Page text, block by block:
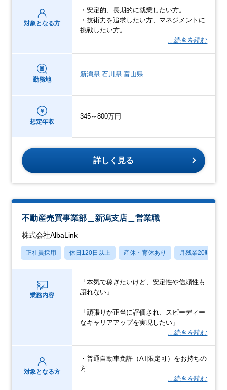
対象となる方
・安定的、長期的に就業したい方。
・技術力を追求したい方、マネジメントに
挑戦したい方。
…続きを読む
勤務地
新潟県 石川県 富山県
想定年収
345～800万円
詳しく見る
不動産売買事業部＿新潟支店＿営業職
株式会社AlbaLink
正社員採用 休日120日以上 産休・育休あり 月残業20時間以
業務内容
「本気で稼ぎたいけど、安定性や信頼性も
譲れない」
「頑張りが正当に評価され、スピーディー
なキャリアアップを実現したい」
…続きを読む
対象となる方
・普通自動車免許（AT限定可）をお持ちの
方
…続きを読む